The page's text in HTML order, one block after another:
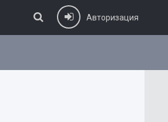
Авторизация